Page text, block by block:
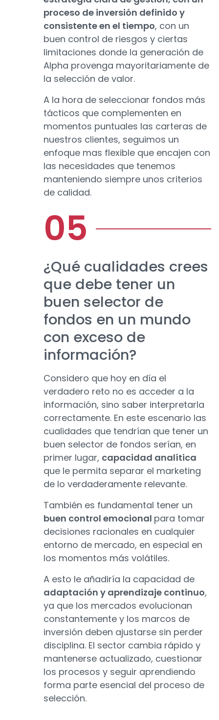
proceso de inversión definido y
consistente en el tiempo, con un
buen control de riesgos y ciertas
limitaciones donde la generación de
Alpha provenga mayoritariamente de
la selección de valor.
A la hora de seleccionar fondos más
tácticos que complementen en
momentos puntuales las carteras de
nuestros clientes, seguimos un
enfoque mas flexible que encajen con
las necesidades que tenemos
manteniendo siempre unos criterios
de calidad.
¿Qué cualidades crees
que debe tener un
buen selector de
fondos en un mundo
con exceso de
información?
Considero que hoy en día el
verdadero reto no es acceder a la
información, sino saber interpretarla
correctamente. En este escenario las
cualidades que tendrían que tener un
buen selector de fondos serían, en
primer lugar, capacidad analítica
que le permita separar el marketing
de lo verdaderamente relevante.
También es fundamental tener un
buen control emocional para tomar
decisiones racionales en cualquier
entorno de mercado, en especial en
los momentos más volátiles.
A esto le añadiría la capacidad de
adaptación y aprendizaje continuo,
ya que los mercados evolucionan
constantemente y los marcos de
inversión deben ajustarse sin perder
disciplina. El sector cambia rápido y
mantenerse actualizado, cuestionar
los procesos y seguir aprendiendo
forma parte esencial del proceso de
selección.